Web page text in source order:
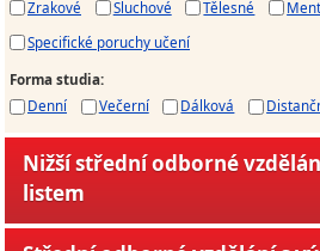
Zrakové
Sluchové Tělesné
Specifické poruchy učení
Forma studia:
Denní
Večerní Dálková
Nižší střední odborné
listem